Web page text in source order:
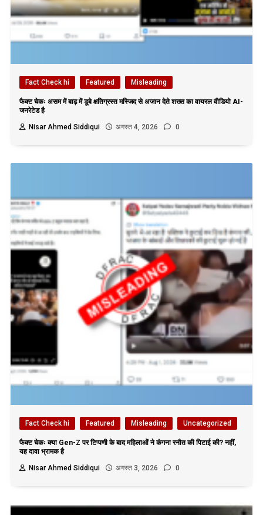
Fact Check hi Featured Misleading
फैक्ट चेकः असम में बाढ़ में डूबे क्षतिग्रस्त मस्जिद से अजान देते शख्स का वायरल वीडियो AI-
जनरेटेड है
Nisar Ahmed Siddiqui
अगस्त 4, 2026 0
Fact Check hi Featured Misleading Uncategorized
फैक्ट चेकः क्या Gen-Z पर टिप्पणी के बाद महिलाओं ने कंगना रनौत की पिटाई की? नहीं,
यह दावा भ्रामक है
Nisar Ahmed Siddiqui
अगस्त 3, 2026 0